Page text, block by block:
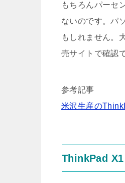
もちろんパーセ
ないのです。パ
もしれません。
売サイトで確認
参考記事
米沢生産の
ThinkPad X1